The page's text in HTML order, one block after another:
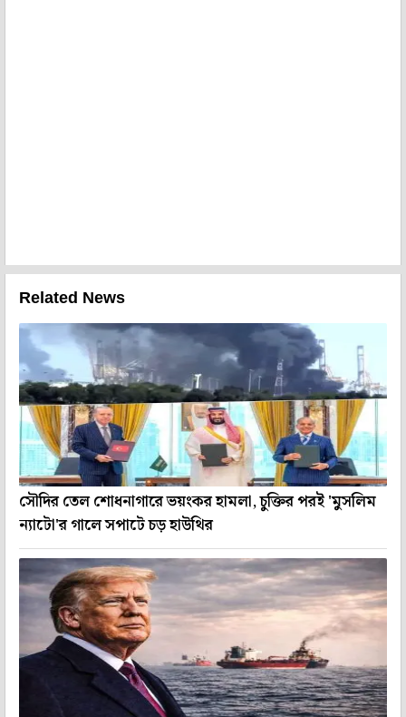
Related News
সৌদির তেল শোধনাগারে ভয়ংকর হামলা, চুক্তির পরই 'মুসলিম
ন্যাটো'র গালে সপাটে চড় হাউথির